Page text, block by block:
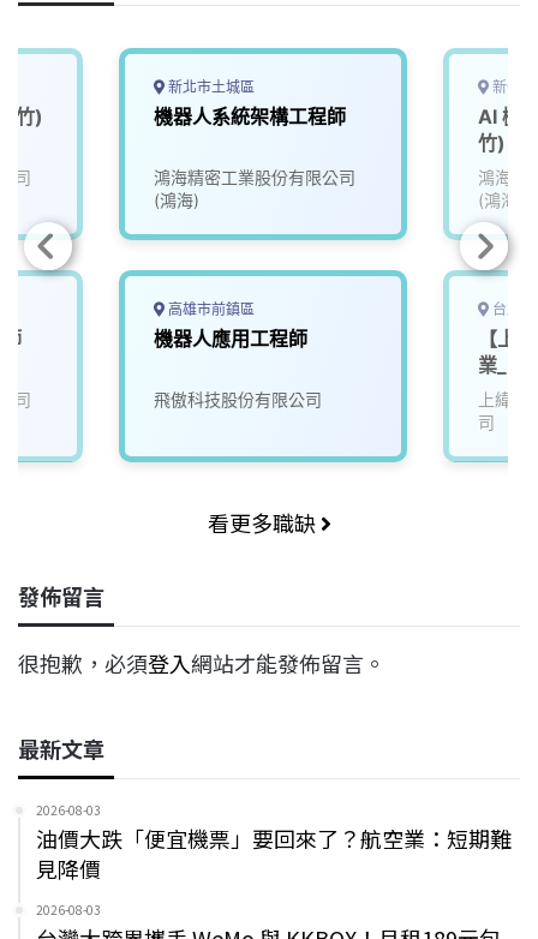
k
n
k
竹)
司
司
新北市土城區
機器人系統架構工程師
鴻海精密工業股份有限公司
(鴻海)
高雄市前鎮區
機器人應用工程師
飛傲科技股份有限公司
新竹
AI 機
竹)
鴻海精
(鴻海)
台北
【上
業
上緯
司
看更多職缺
發佈留言
很抱歉，必須登入網站才能發佈留言。
最新文章
2026-08-03
油價大跌「便宜機票」要回來了？航空業：短期難
見降價
2026-08-03